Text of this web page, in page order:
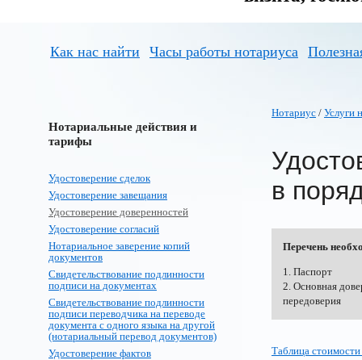
Как нас найти Часы работы нотариуса
Нотариальные действия и
тарифы
Удостоверение сделок
Удостоверение завещания
Удостоверение доверенностей
Удостоверение согласий
Нотариальное заверение копий
документов
Свидетельствование подлинности
подписи на документах
Свидетельствование подлинности
подписи переводчика на переводе
документа с одного языка на другой
(нотариальный перевод документов)
Удостоверение фактов
Нотариус / Услуги
в
Перечень
1. Паспорт
2. Основная
передоверия
Таблица